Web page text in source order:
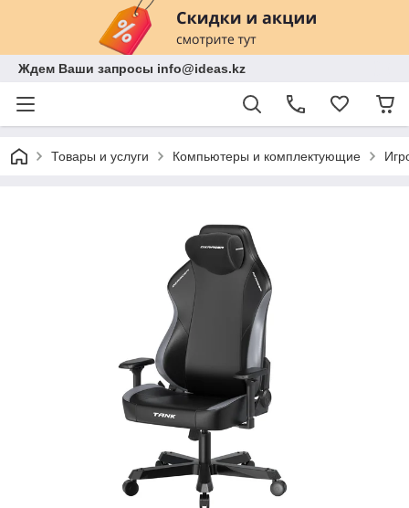
Ждем Ваши запросы info@ideas.kz
Товары и услуги Компьютеры и комплектующие